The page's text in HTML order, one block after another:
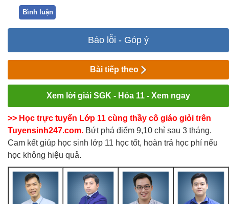
Bình luận
Báo lỗi - Góp ý
Bài tiếp theo
Xem lời giải SGK - Hóa 11 - Xem ngay
>> Học trực tuyến Lớp 11 cùng thầy cô giáo giỏi trên
Tuyensinh247.com. Bứt phá điểm 9,10 chỉ sau 3 tháng.
Cam kết giúp học sinh lớp 11 học tốt, hoàn trả học phí nếu
học không hiệu quả.